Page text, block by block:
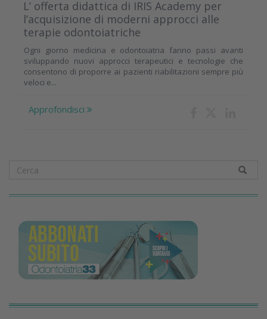
L’ offerta didattica di IRIS Academy per
l’acquisizione di moderni approcci alle
terapie odontoiatriche
Ogni giorno medicina e odontoiatria fanno passi avanti
sviluppando nuovi approcci terapeutici e tecnologie che
consentono di proporre ai pazienti riabilitazioni sempre più
veloci e...
Approfondisci